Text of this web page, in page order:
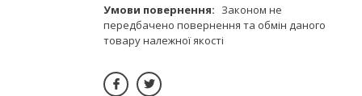
Законом не
передбачено повернення та обмін даного
товару належної якості